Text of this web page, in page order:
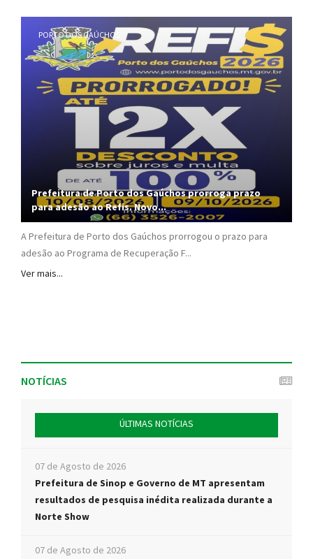
PORTO DOS GAÚCHOS
Prefeitura de Porto dos Gaúchos prorroga prazo
para adesão ao Refis. Novo...
A Prefeitura de Porto dos Gaúchos prorrogou o prazo para
adesão ao Programa de Recuperação F...
Ver mais...
NOTÍCIAS
ÚLTIMAS NOTÍCIAS
07 de Agosto de 2026
Prefeitura de Sinop e Governo de MT apresentam
resultados de pesquisa inédita realizada durante a
Norte Show
07 de Agosto de 2026